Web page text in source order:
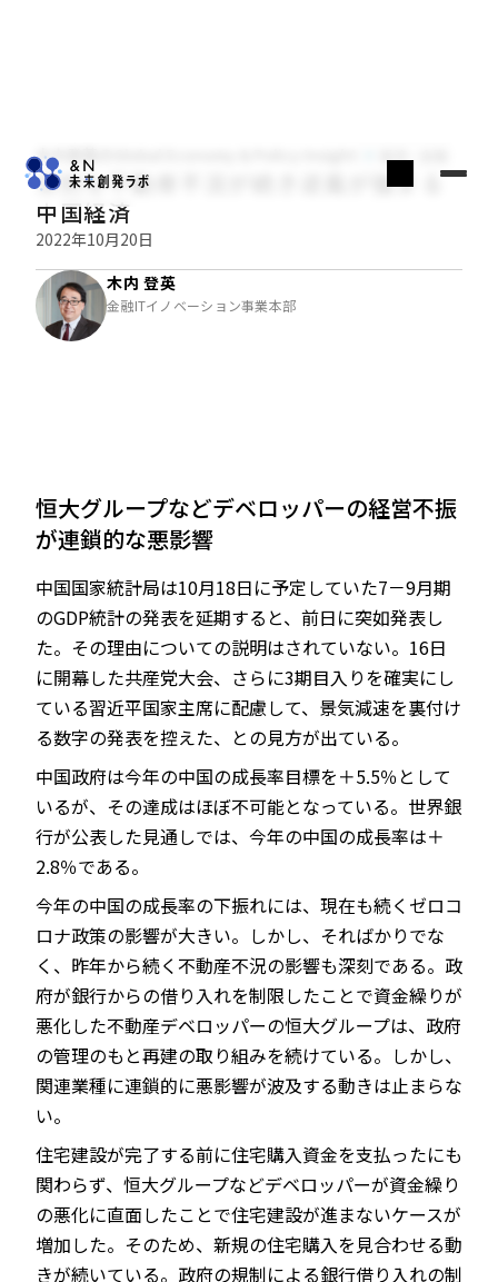
JP EN
木内登英のGlobal Economy & Policy Insight
深刻な不動産不況が続き逆風が強まる
中国経済
2022年10月20日
木内 登英
金融ITイノベーション事業本部
恒大グループなどデベロッパーの経営不振
が連鎖的な悪影響
中国国家統計局は10月18日に予定していた7－9月期
のGDP統計の発表を延期すると、前日に突如発表し
た。その理由についての説明はされていない。16日
に開幕した共産党大会、さらに3期目入りを確実にし
ている習近平国家主席に配慮して、景気減速を裏付け
る数字の発表を控えた、との見方が出ている。
中国政府は今年の中国の成長率目標を＋5.5％として
いるが、その達成はほぼ不可能となっている。世界銀
行が公表した見通しでは、今年の中国の成長率は＋
2.8％である。
今年の中国の成長率の下振れには、現在も続くゼロコ
ロナ政策の影響が大きい。しかし、そればかりでな
く、昨年から続く不動産不況の影響も深刻である。政
府が銀行からの借り入れを制限したことで資金繰りが
悪化した不動産デベロッパーの恒大グループは、政府
の管理のもと再建の取り組みを続けている。しかし、
関連業種に連鎖的に悪影響が波及する動きは止まらな
い。
住宅建設が完了する前に住宅購入資金を支払ったにも
関わらず、恒大グループなどデベロッパーが資金繰り
の悪化に直面したことで住宅建設が進まないケースが
増加した。そのため、新規の住宅購入を見合わせる動
きが続いている。政府の規制による銀行借り入れの制